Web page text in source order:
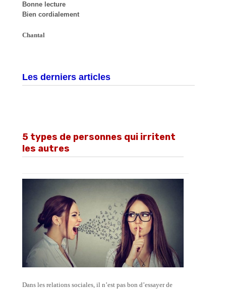
Bonne lecture
Bien cordialement
Chantal
Les derniers articles
5 types de personnes qui irritent
les autres
Dans les relations sociales, il n’est pas bon d’essayer de